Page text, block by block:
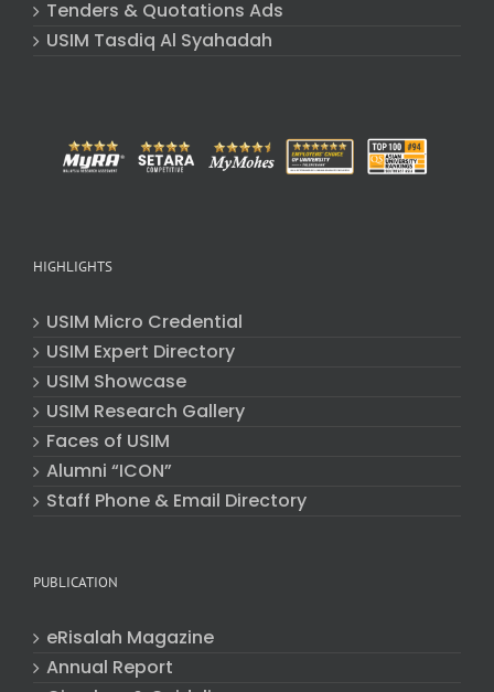
Tenders & Quotations Ads
USIM Tasdiq Al Syahadah
HIGHLIGHTS
USIM Micro Credential
USIM Expert Directory
USIM Showcase
USIM Research Gallery
Faces of USIM
Alumni “ICON”
Staff Phone & Email Directory
PUBLICATION
eRisalah Magazine
Annual Report